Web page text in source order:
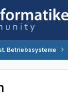
Betriebssysteme